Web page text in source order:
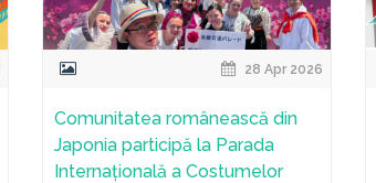
28 Apr 2026
Comunitatea românească din
Japonia participă la Parada
Internațională a Costumelor